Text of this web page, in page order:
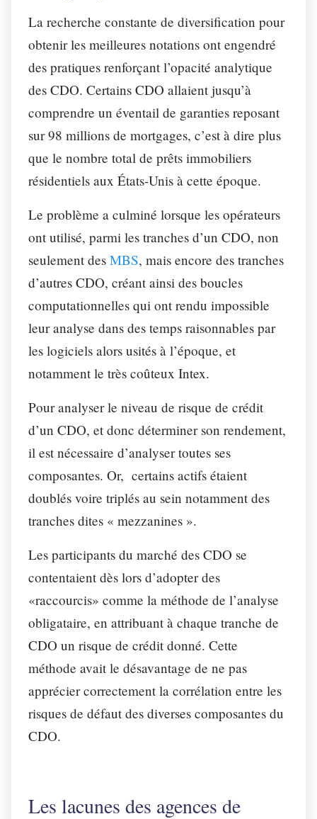
La recherche constante de diversification pour
obtenir les meilleures notations ont engendré
des pratiques renforçant l’opacité analytique
des CDO. Certains CDO allaient jusqu’à
comprendre un éventail de garanties reposant
sur 98 millions de mortgages, c’est à dire plus
que le nombre total de prêts immobiliers
résidentiels aux États-Unis à cette époque.
Le problème a culminé lorsque les opérateurs
ont utilisé, parmi les tranches d’un CDO, non
seulement des MBS, mais encore des tranches
d’autres CDO, créant ainsi des boucles
computationnelles qui ont rendu impossible
leur analyse dans des temps raisonnables par
les logiciels alors usités à l’époque, et
notamment le très coûteux Intex.
Pour analyser le niveau de risque de crédit
d’un CDO, et donc déterminer son rendement,
il est nécessaire d’analyser toutes ses
composantes. Or, certains actifs étaient
doublés voire triplés au sein notamment des
tranches dites « mezzanines ».
Les participants du marché des CDO se
contentaient dès lors d’adopter des
«raccourcis» comme la méthode de l’analyse
obligataire, en attribuant à chaque tranche de
CDO un risque de crédit donné. Cette
méthode avait le désavantage de ne pas
apprécier correctement la corrélation entre les
risques de défaut des diverses composantes du
CDO.
Les lacunes des agences de